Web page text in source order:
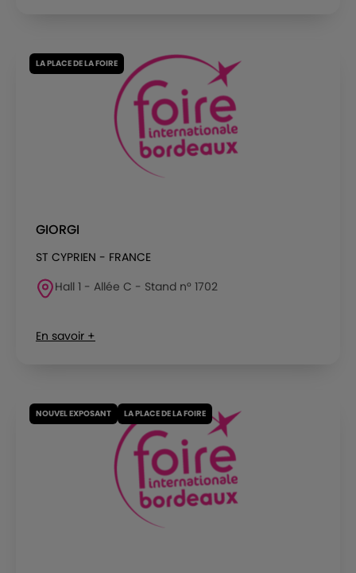
LA PLACE DE LA FOIRE
GIORGI
ST CYPRIEN - FRANCE
Hall 1 - Allée C - Stand n° 1702
En savoir +
NOUVEL EXPOSANT LA PLACE DE LA FOIRE